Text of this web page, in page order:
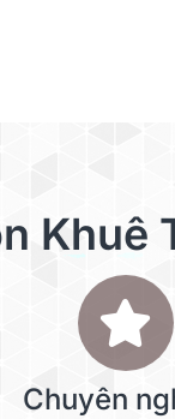
Khuê
Chuyên